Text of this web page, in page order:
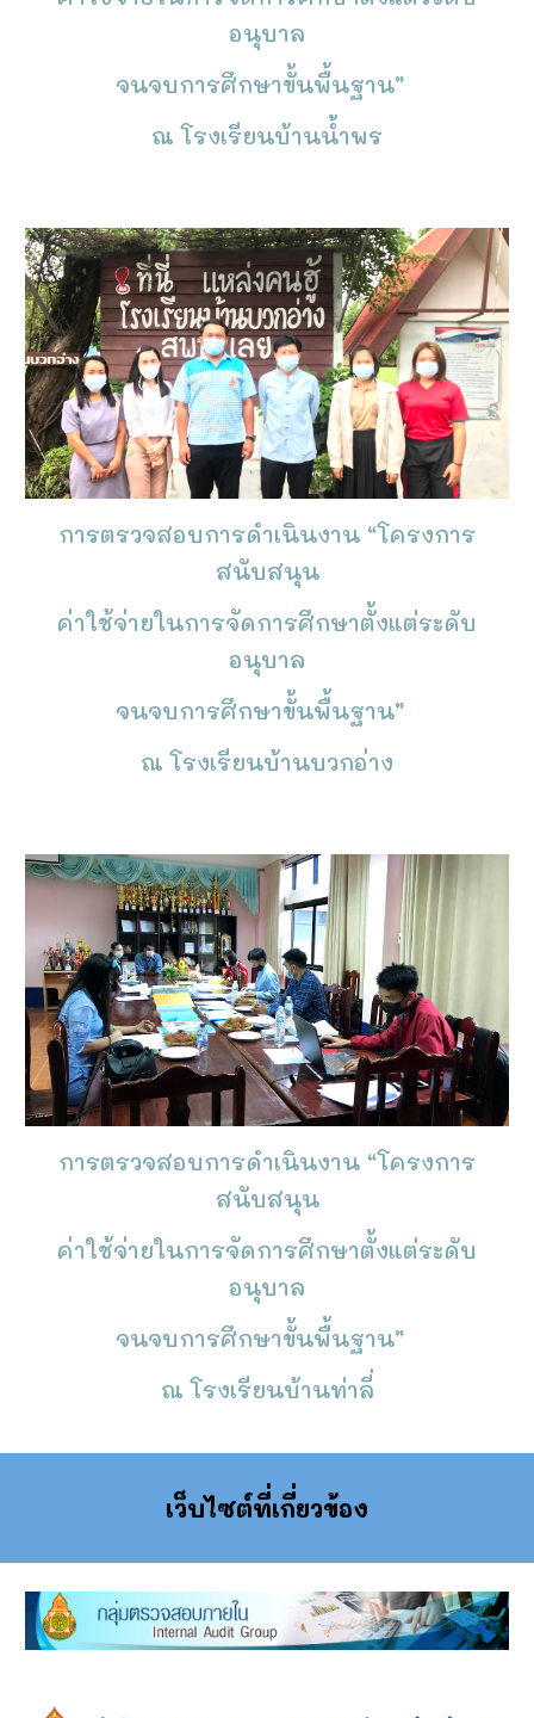
อนุบาล
จนจบการศึกษาขั้นพื้นฐาน”
ณ โรงเรียนบ้านน้ำพร
การตรวจสอบการดำเนินงาน “โครงการ
สนับสนุน
ค่าใช้จ่ายในการจัดการศึกษาตั้งแต่ระดับ
อนุบาล
จนจบการศึกษาขั้นพื้นฐาน”
ณ โรงเรียนบ้านบวกอ่าง
การตรวจสอบการดำเนินงาน “โครงการ
สนับสนุน
ค่าใช้จ่ายในการจัดการศึกษาตั้งแต่ระดับ
อนุบาล
จนจบการศึกษาขั้นพื้นฐาน”
ณ โรงเรียนบ้านท่าลี่
เว็บไซต์ที่เกี่ยวข้อง